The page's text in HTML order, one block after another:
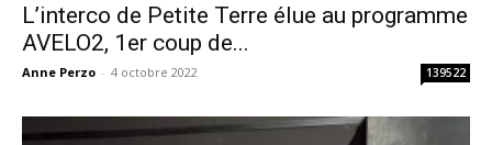
L’interco de Petite Terre élue au programme
AVELO2, 1er coup de...
Anne Perzo - 4 octobre 2022 139522